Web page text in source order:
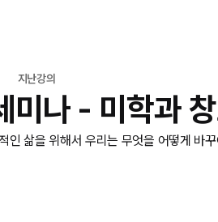
지난강의
미나 - 미학과
인 삶을 위해서 우리는 무엇을 어떻게 바